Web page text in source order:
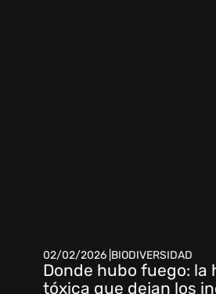
02/02/2026 | BIODIVERSIDAD
Donde hubo fuego: la
tóxica que dejan los